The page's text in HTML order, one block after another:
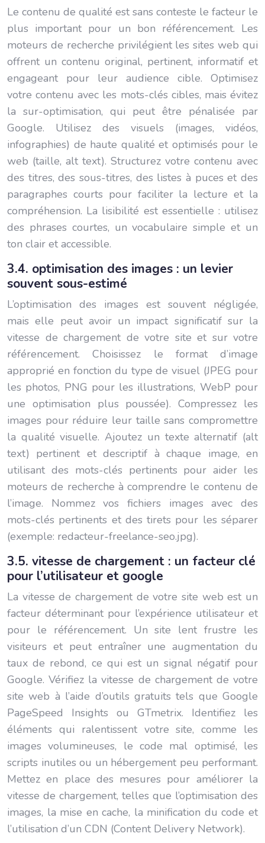
Le contenu de qualité est sans conteste le facteur le
plus important pour un bon référencement. Les
moteurs de recherche privilégient les sites web qui
offrent un contenu original, pertinent, informatif et
engageant pour leur audience cible. Optimisez
votre contenu avec les mots-clés cibles, mais évitez
la sur-optimisation, qui peut être pénalisée par
Google. Utilisez des visuels (images, vidéos,
infographies) de haute qualité et optimisés pour le
web (taille, alt text). Structurez votre contenu avec
des titres, des sous-titres, des listes à puces et des
paragraphes courts pour faciliter la lecture et la
compréhension. La lisibilité est essentielle : utilisez
des phrases courtes, un vocabulaire simple et un
ton clair et accessible.
3.4. optimisation des images : un levier
souvent sous-estimé
L’optimisation des images est souvent négligée,
mais elle peut avoir un impact significatif sur la
vitesse de chargement de votre site et sur votre
référencement. Choisissez le format d’image
approprié en fonction du type de visuel (JPEG pour
les photos, PNG pour les illustrations, WebP pour
une optimisation plus poussée). Compressez les
images pour réduire leur taille sans compromettre
la qualité visuelle. Ajoutez un texte alternatif (alt
text) pertinent et descriptif à chaque image, en
utilisant des mots-clés pertinents pour aider les
moteurs de recherche à comprendre le contenu de
l’image. Nommez vos fichiers images avec des
mots-clés pertinents et des tirets pour les séparer
(exemple: redacteur-freelance-seo.jpg).
3.5. vitesse de chargement : un facteur clé
pour l’utilisateur et google
La vitesse de chargement de votre site web est un
facteur déterminant pour l’expérience utilisateur et
pour le référencement. Un site lent frustre les
visiteurs et peut entraîner une augmentation du
taux de rebond, ce qui est un signal négatif pour
Google. Vérifiez la vitesse de chargement de votre
site web à l’aide d’outils gratuits tels que Google
PageSpeed Insights ou GTmetrix. Identifiez les
éléments qui ralentissent votre site, comme les
images volumineuses, le code mal optimisé, les
scripts inutiles ou un hébergement peu performant.
Mettez en place des mesures pour améliorer la
vitesse de chargement, telles que l’optimisation des
images, la mise en cache, la minification du code et
l’utilisation d’un CDN (Content Delivery Network).